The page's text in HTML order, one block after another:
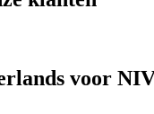
voor